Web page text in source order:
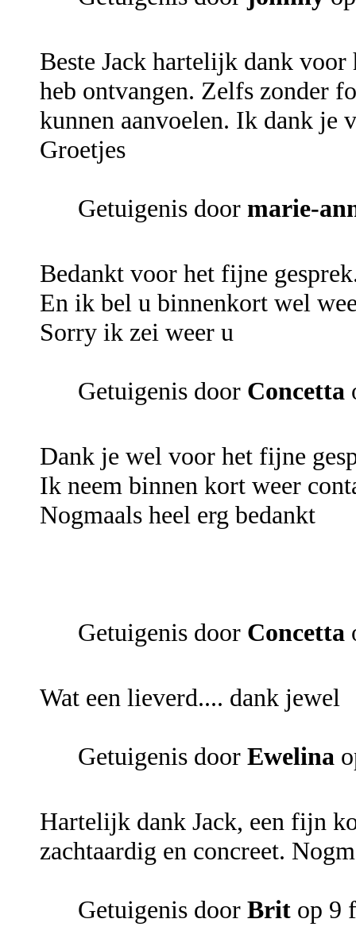
Beste Jack hartelijk dank
heb ontvangen. Zelfs zonder
kunnen aanvoelen. Ik dank je
Groetjes
Getuigenis door marie-
Bedankt voor het fijne
En ik bel u binnenkort wel
Sorry ik zei weer u
Getuigenis door Concetta
Dank je wel voor het fijne
Ik neem binnen kort weer
Nogmaals heel erg bedankt
Getuigenis door Concetta
Wat een lieverd.... dank jewel
Getuigenis door Ewelina
Hartelijk dank Jack, een fijn
zachtaardig en concreet.
Getuigenis door Brit op 9